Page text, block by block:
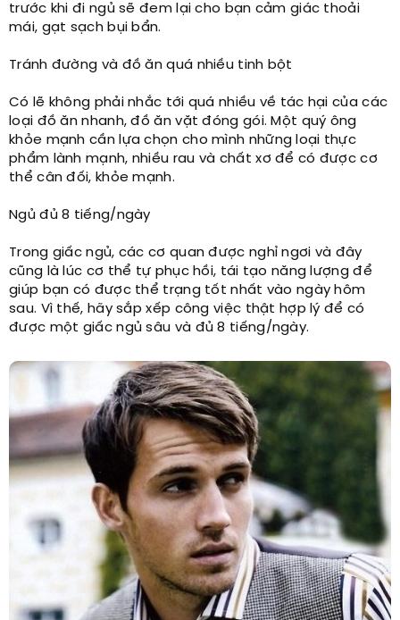
trước khi đi ngủ sẽ đem lại cho bạn cảm giác thoải
mái, gạt sạch bụi bẩn.
Tránh đường và đồ ăn quá nhiều tinh bột
Có lẽ không phải nhắc tới quá nhiều về tác hại của các
loại đồ ăn nhanh, đồ ăn vặt đóng gói. Một quý ông
khỏe mạnh cần lựa chọn cho mình những loại thực
phẩm lành mạnh, nhiều rau và chất xơ để có được cơ
thể cân đối, khỏe mạnh.
Ngủ đủ 8 tiếng/ngày
Trong giấc ngủ, các cơ quan được nghỉ ngơi và đây
cũng là lúc cơ thể tự phục hồi, tái tạo năng lượng để
giúp bạn có được thể trạng tốt nhất vào ngày hôm
sau. Vì thế, hãy sắp xếp công việc thật hợp lý để có
được một giấc ngủ sâu và đủ 8 tiếng/ngày.